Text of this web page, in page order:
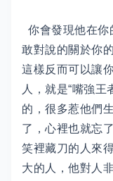
你會發現他在你
敢對說的關於你
這樣反而可以讓
人，就是“嘴強
的，很多惹他們
了，心裡也就忘
笑裡藏刀的人來
大的人，他對人